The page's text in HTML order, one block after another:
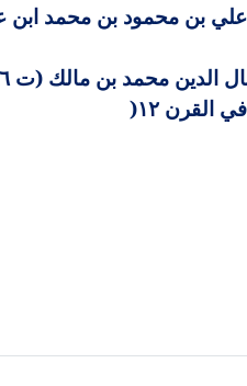
بن محمود بن محمد
محمد بن مالك (ت ٦٨٦ هـ
القرن ١٢ )